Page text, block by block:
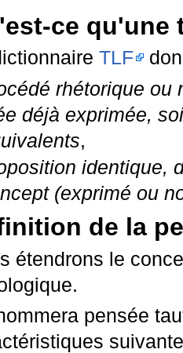
ce qu'une
TLF
rhétorique ou
déjà exprimée,
,
identique,
(exprimé ou
de la
étendrons le
pensée